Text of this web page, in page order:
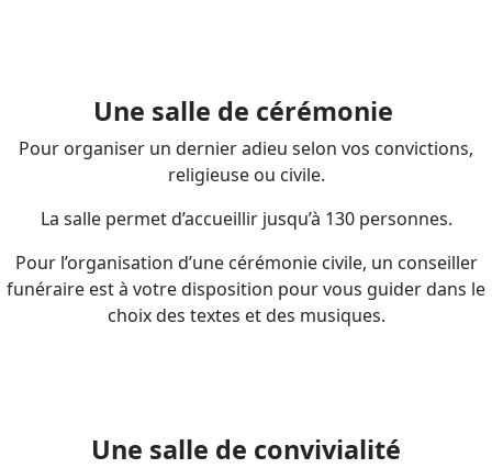
Une salle de cérémonie
Pour organiser un dernier adieu selon vos convictions,
religieuse ou civile.
La salle permet d’accueillir jusqu’à 130 personnes.
Pour l’organisation d’une cérémonie civile, un conseiller
funéraire est à votre disposition pour vous guider dans le
choix des textes et des musiques.
Une salle de convivialité